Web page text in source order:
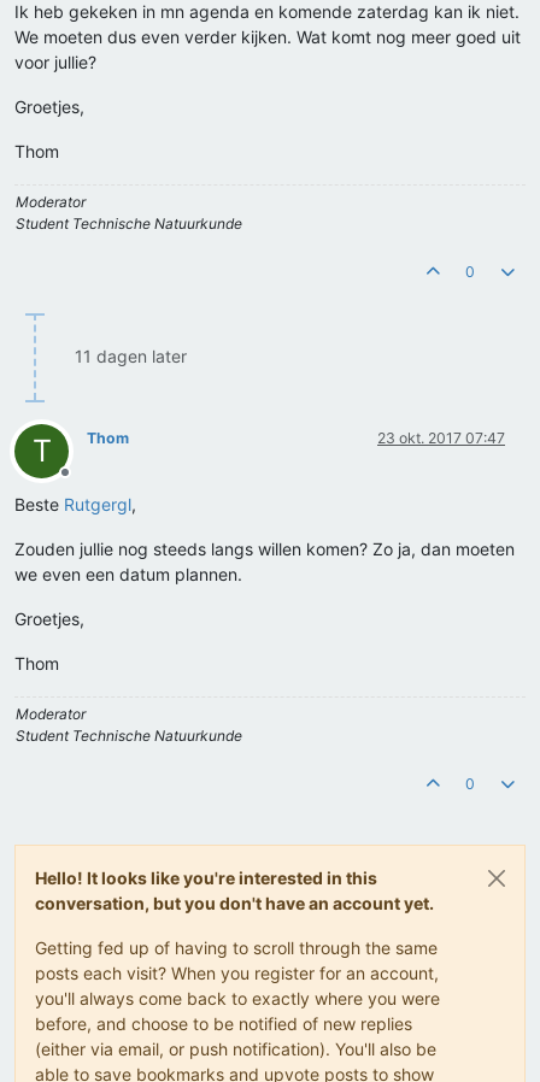
Ik heb gekeken in mn agenda en komende zaterdag kan ik niet.
We moeten dus even verder kijken. Wat komt nog meer goed uit
voor jullie?
Groetjes,
Thom
Moderator
Student Technische Natuurkunde
0
11 dagen later
T
Offline
Thom 23 okt. 2017 07:47
Beste Rutgergl,
Zouden jullie nog steeds langs willen komen? Zo ja, dan moeten
we even een datum plannen.
Groetjes,
Thom
Moderator
Student Technische Natuurkunde
0
Hello! It looks like you're interested in this
conversation, but you don't have an account yet.
Getting fed up of having to scroll through the same
posts each visit? When you register for an account,
you'll always come back to exactly where you were
before, and choose to be notified of new replies
(either via email, or push notification). You'll also be
able to save bookmarks and upvote posts to show